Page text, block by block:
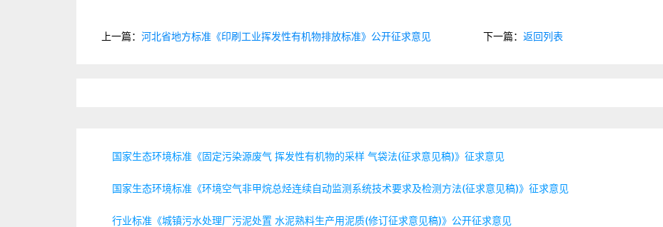
上一篇： 河北省地方标准《印刷工业挥发性有机物排放标准》公开征求意见 下一篇： 返回列表
国家生态环境标准《固定污染源废气 挥发性有机物的采样 气袋法(征求意见稿)》征求意见
国家生态环境标准《环境空气非甲烷总烃连续自动监测系统技术要求及检测方法(征求意见稿)》征求意见
行业标准《城镇污水处理厂污泥处置 水泥熟料生产用泥质(修订征求意见稿)》公开征求意见